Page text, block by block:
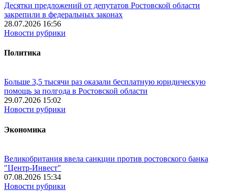
Десятки предложений от депутатов Ростовской области
закрепили в федеральных законах
28.07.2026 16:56
Новости рубрики
Политика
Больше 3,5 тысячи раз оказали бесплатную юридическую
помощь за полгода в Ростовской области
29.07.2026 15:02
Новости рубрики
Экономика
Великобритания ввела санкции против ростовского банка
"Центр-Инвест"
07.08.2026 15:34
Новости рубрики